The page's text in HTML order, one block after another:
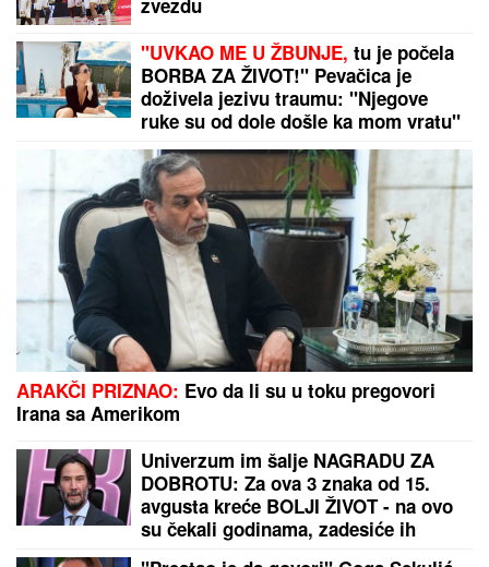
ČOKO-MOKO TORTAsa gotovim korama - kremasta,
brza i savršena za vikend: Recept za poslasticu za
koju vam šporet nije potreban
Drama u Nišu! Marija zvala kliniku zbog Miljane,
nastao neviđeni haos